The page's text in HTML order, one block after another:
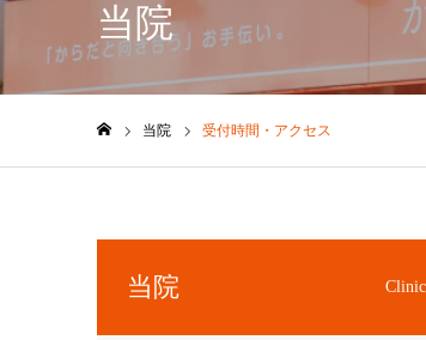
当院
当院 受付時間・アクセス
当院 Clinic